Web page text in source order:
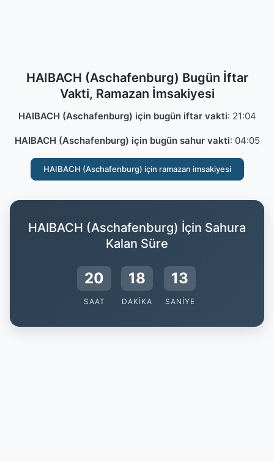
HAIBACH (Aschafenburg) Bugün İftar
Vakti, Ramazan İmsakiyesi
HAIBACH (Aschafenburg) için bugün iftar vakti: 21:04
HAIBACH (Aschafenburg) için bugün sahur vakti: 04:05
HAIBACH (Aschafenburg) için ramazan imsakiyesi
HAIBACH (Aschafenburg) İçin Sahura
Kalan Süre
20
SAAT
18
DAKIKA
12
SANIYE